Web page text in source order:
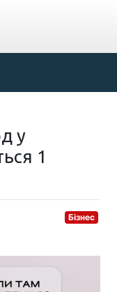
у
1
Бізнес